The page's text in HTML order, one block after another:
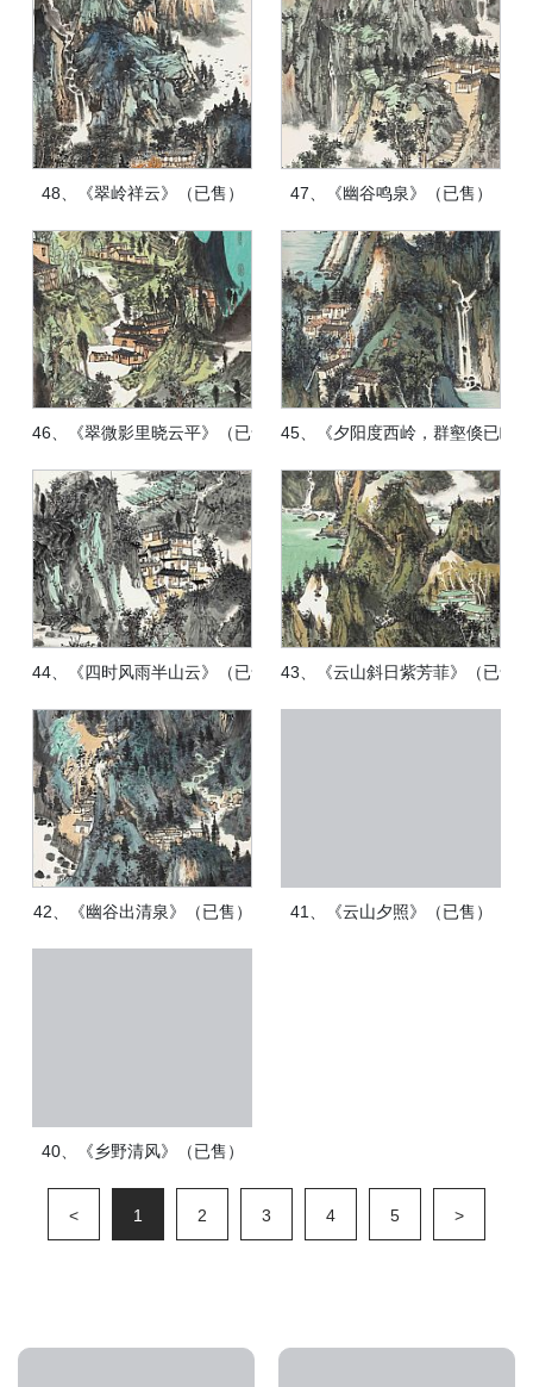
48、《翠岭祥云》（已售） 47、《幽谷鸣泉》（已售）
46、《翠微影里晓云平》（已售）45、《夕阳度西岭，群壑倏已瞑
44、《四时风雨半山云》（已售）43、《云山斜日紫芳菲》（已售）
42、《幽谷出清泉》（已售） 41、《云山夕照》（已售）
40、《乡野清风》（已售）
< 1 2 3 4 5 >